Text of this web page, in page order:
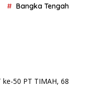
Bangka Tengah